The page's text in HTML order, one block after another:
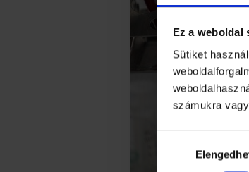
Ez a weboldal
Sütiket
számukra
kiválasztása